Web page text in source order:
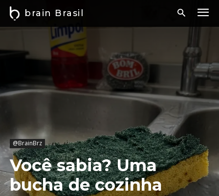
brain Brasil
@BrainBrz
Você sabia? Uma
bucha de cozinha